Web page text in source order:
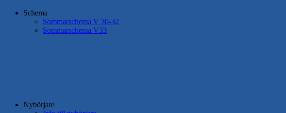
Schema
Sommarschema V 30-32
Sommarschema V33
Nybörjare